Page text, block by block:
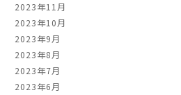
2023年11月
2023年10月
2023年9月
2023年8月
2023年7月
2023年6月